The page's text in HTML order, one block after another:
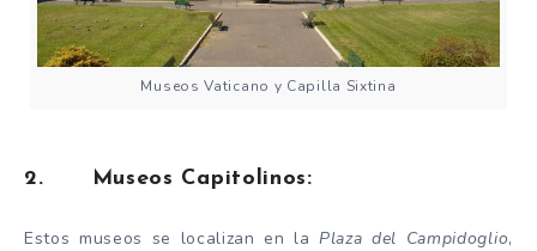
Museos Vaticano y Capilla Sixtina
2. Museos Capitolinos:
Estos museos se localizan en laPlaza del Campidoglio,